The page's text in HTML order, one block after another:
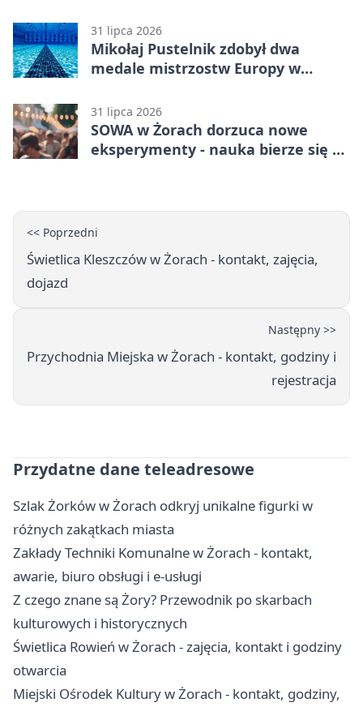
31 lipca 2026
Mikołaj Pustelnik zdobył dwa
medale mistrzostw Europy w
31 lipca 2026
SOWA w Żorach dorzuca nowe
eksperymenty - nauka bierze się tu
<< Poprzedni
Świetlica Kleszczów w Żorach - kontakt, zajęcia,
dojazd
Następny >>
Przychodnia Miejska w Żorach - kontakt, godziny i
rejestracja
Przydatne dane teleadresowe
Szlak Żorków w Żorach odkryj unikalne figurki w
różnych zakątkach miasta
Zakłady Techniki Komunalne w Żorach - kontakt,
awarie, biuro obsługi i e-usługi
Z czego znane są Żory? Przewodnik po skarbach
kulturowych i historycznych
Świetlica Rowień w Żorach - zajęcia, kontakt i godziny
otwarcia
Miejski Ośrodek Kultury w Żorach - kontakt, godziny,